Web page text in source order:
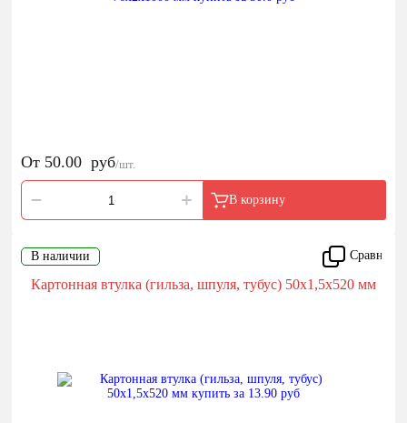
От 50.00 руб/шт.
В корзину
Сравнить
В наличии
Картонная втулка (гильза, шпуля, тубус) 50х1,5х520 мм